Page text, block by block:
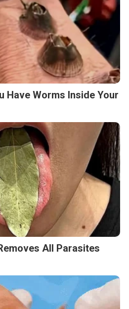
Have Worms Inside Your
All Parasites